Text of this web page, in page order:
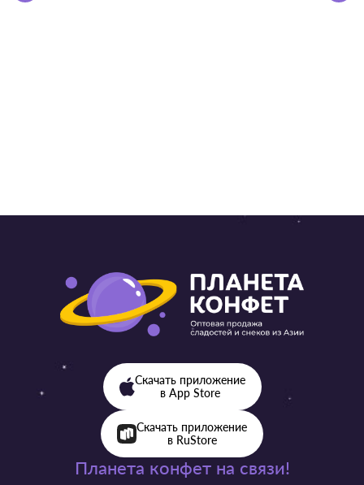
Планета конфет на связи!
Скачать приложение
в App Store
Скачать приложение
в RuStore